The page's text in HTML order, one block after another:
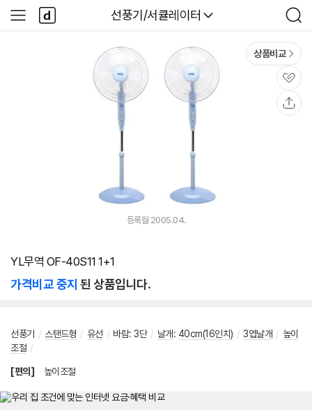
다나와
선풍기/서큘레이터
검
색
사
이
다
나
와
상품비교
관
심
등록월 2005.04.
YL무역 OF-40S11 1+1
가격비교 중지 된 상품입니다.
선풍기 / 스탠드형 / 유선 / 바람: 3단 / 날개: 40cm(16인치) / 3엽날개 / 높이
조절 /
[편의] 높이조절